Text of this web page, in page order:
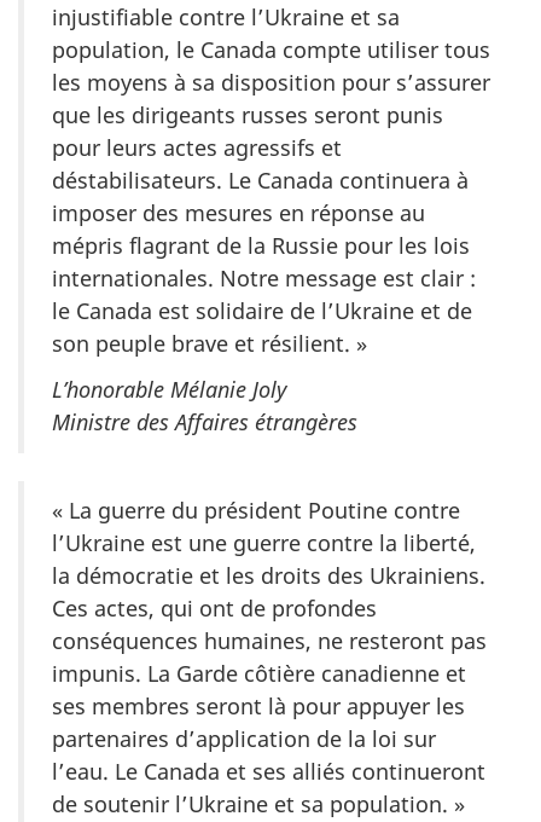
injustifiable contre l’Ukraine et sa
population, le Canada compte utiliser tous
les moyens à sa disposition pour s’assurer
que les dirigeants russes seront punis
pour leurs actes agressifs et
déstabilisateurs. Le Canada continuera à
imposer des mesures en réponse au
mépris flagrant de la Russie pour les lois
internationales. Notre message est clair :
le Canada est solidaire de l’Ukraine et de
son peuple brave et résilient. »
L’honorable Mélanie Joly
Ministre des Affaires étrangères
« La guerre du président Poutine contre
l’Ukraine est une guerre contre la liberté,
la démocratie et les droits des Ukrainiens.
Ces actes, qui ont de profondes
conséquences humaines, ne resteront pas
impunis. La Garde côtière canadienne et
ses membres seront là pour appuyer les
partenaires d’application de la loi sur
l’eau. Le Canada et ses alliés continueront
de soutenir l’Ukraine et sa population. »